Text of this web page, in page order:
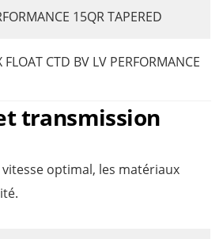
15QR TAPERED
FLOAT CTD BV LV PERFORMANCE
transmission
optimal, les matériaux